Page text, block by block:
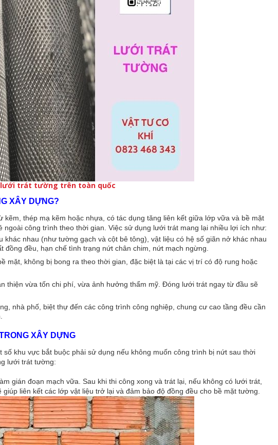
lưới trát tường trên toàn quốc
XÂY DỰNG?
thép mạ kẽm hoặc nhựa, có tác dụng tăng liên kết giữa lớp vữa và bề mặt
công trình theo thời gian. Việc sử dụng lưới trát mang lại nhiều lợi ích như:
nhau (như tường gạch và cột bê tông), vật liệu có hệ số giãn nở khác nhau
đều, hạn chế tình trạng nứt chân chim, nứt mạch ngừng.
mặt, không bị bong ra theo thời gian, đặc biệt là tại các vị trí có độ rung hoặc
thiện vừa tốn chi phí, vừa ảnh hưởng thẩm mỹ. Đóng lưới trát ngay từ đầu sẽ
nhà phố, biệt thự đến các công trình công nghiệp, chung cư cao tầng đều cần
XÂY DỰNG
khu vực bắt buộc phải sử dụng nếu không muốn công trình bị nứt sau thời
lưới trát tường:
gián đoạn mạch vữa. Sau khi thi công xong và trát lại, nếu không có lưới trát,
liên kết các lớp vật liệu trở lại và đảm bảo độ đồng đều cho bề mặt tường.